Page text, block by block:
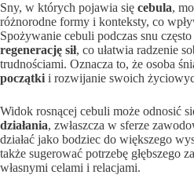
Sny, w których pojawia się cebula,
różnorodne formy i konteksty, co
Spożywanie cebuli podczas snu
regenerację sił, co ułatwia radzenie
trudnościami. Oznacza to, że osoba
początki i rozwijanie swoich
Widok rosnącej cebuli może odnosić
działania, zwłaszcza w sferze
działać jako bodziec do większego
także sugerować potrzebę głębszego
własnymi celami i relacjami.